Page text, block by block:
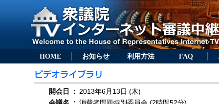
HOME お知らせ 利用方法 FAQ
開会日 ： 2013年6月13日 (木)